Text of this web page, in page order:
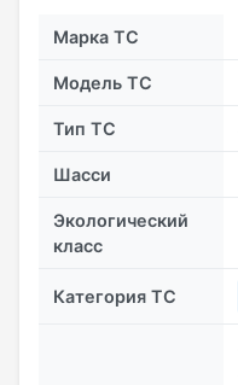
Марка ТС
Модель ТС
Тип ТС
Шасси
Экологический
класс
Категория ТС